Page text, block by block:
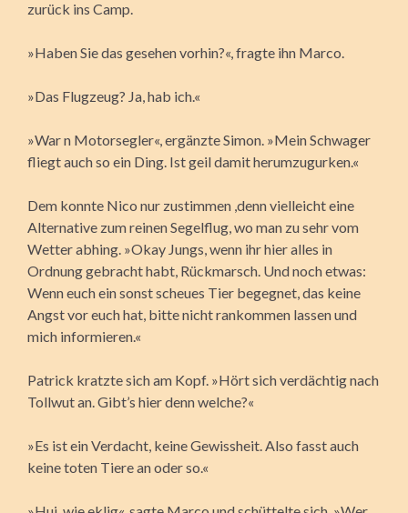
zurück ins Camp.
»Haben Sie das gesehen vorhin?«, fragte ihn Marco.
»Das Flugzeug? Ja, hab ich.«
»War n Motorsegler«, ergänzte Simon. »Mein Schwager
fliegt auch so ein Ding. Ist geil damit herumzugurken.«
Dem konnte Nico nur zustimmen ,denn vielleicht eine
Alternative zum reinen Segelflug, wo man zu sehr vom
Wetter abhing. »Okay Jungs, wenn ihr hier alles in
Ordnung gebracht habt, Rückmarsch. Und noch etwas:
Wenn euch ein sonst scheues Tier begegnet, das keine
Angst vor euch hat, bitte nicht rankommen lassen und
mich informieren.«
Patrick kratzte sich am Kopf. »Hört sich verdächtig nach
Tollwut an. Gibt’s hier denn welche?«
»Es ist ein Verdacht, keine Gewissheit. Also fasst auch
keine toten Tiere an oder so.«